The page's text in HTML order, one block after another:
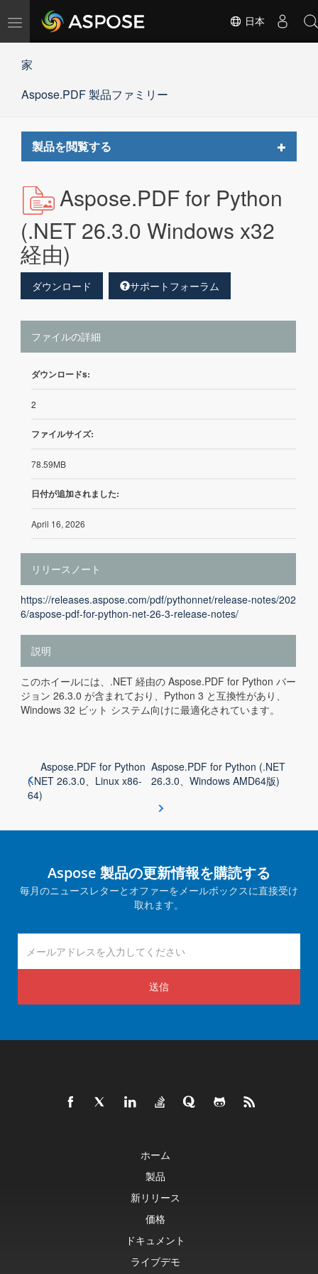
ナ
ー
ョ
切
日本
家
Aspose.PDF 製品ファミリー
製品を閲覧する
Toggle
Aspose.PDF for Python
(.NET 26.3.0 Windows x32
経由)
ダウンロード サポートフォーラム
ファイルの詳細
ダウンロードs:
2
ファイルサイズ:
78.59MB
日付が追加されました:
April 16, 2026
リリースノート
https://releases.aspose.com/pdf/pythonnet/release-notes/202
6/aspose-pdf-for-python-net-26-3-release-notes/
説明
このホイールには、.NET 経由の Aspose.PDF for Python バー
ジョン 26.3.0 が含まれており、Python 3 と互換性があり、
Windows 32 ビット システム向けに最適化されています。
Aspose.PDF for Python
(.NET 26.3.0、Linux x86-
64)
Aspose.PDF for Python (.NET
26.3.0、Windows AMD64版)
Aspose 製品の更新情報を購読する
毎月のニュースレターとオファーをメールボックスに直接受け
取れます。
送信
ホーム
製品
新リリース
価格
ドキュメント
ライブデモ